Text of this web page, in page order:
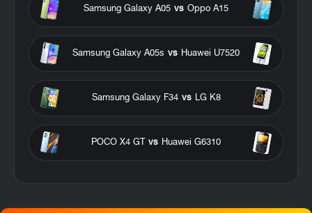
Oppo A15
vs
Samsung Galaxy A05
Huawei U7520
vs
Samsung Galaxy A05s
LG K8
vs
Samsung Galaxy F34
Huawei G6310
vs
POCO X4 GT